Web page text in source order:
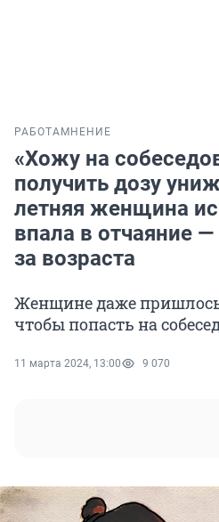
РАБОТА МНЕНИЕ
«Хожу на
получить дозу
летняя женщина
впала в отчаяние —
за возраста
Женщине даже
чтобы попасть на
11 марта 2024, 13:00 9 070